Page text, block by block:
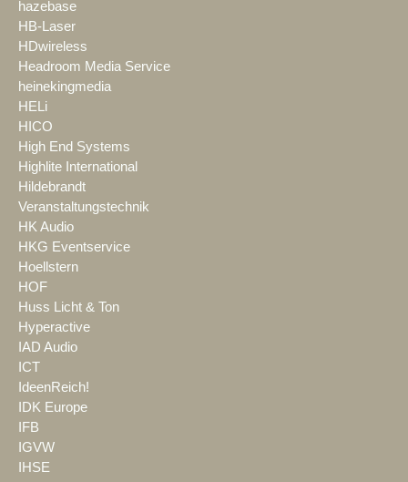
hazebase
HB-Laser
HDwireless
Headroom Media Service
heinekingmedia
HELi
HICO
High End Systems
Highlite International
Hildebrandt
Veranstaltungstechnik
HK Audio
HKG Eventservice
Hoellstern
HOF
Huss Licht & Ton
Hyperactive
IAD Audio
ICT
IdeenReich!
IDK Europe
IFB
IGVW
IHSE